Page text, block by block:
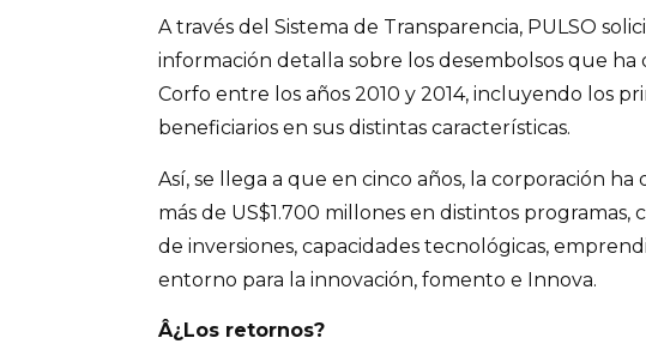
A través del Sistema de Transparencia, PULSO
información detalla sobre los desembolsos que ha
Corfo entre los años 2010 y 2014, incluyendo los
beneficiarios en sus distintas características.
Así, se llega a que en cinco años, la corporación ha
más de US$1.700 millones en distintos programas,
de inversiones, capacidades tecnológicas,
entorno para la innovación, fomento e Innova.
Â¿Los retornos?